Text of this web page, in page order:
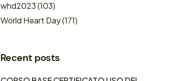
whd2023(103)
World Heart Day(171)
Recent posts